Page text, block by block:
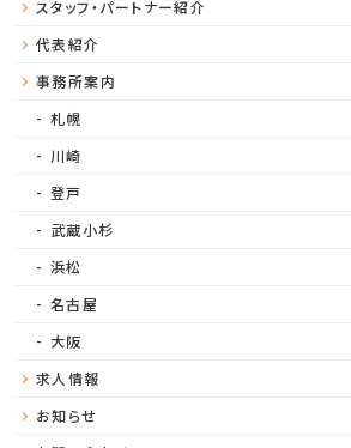
スタッフ・パートナー紹介
代表紹介
事務所案内
札幌
川崎
登戸
武蔵小杉
浜松
名古屋
大阪
求人情報
お知らせ